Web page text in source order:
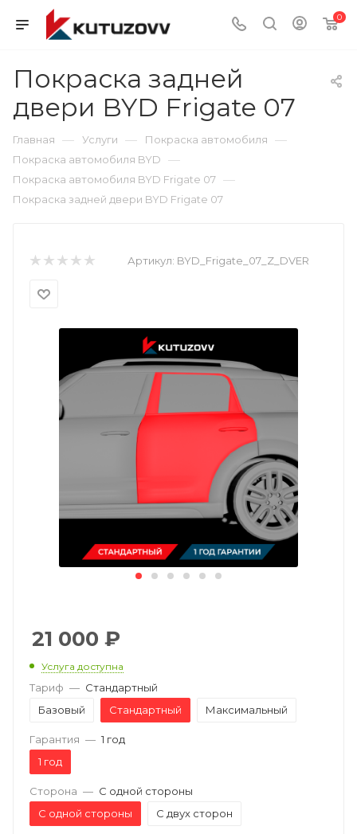
0
Покраска задней
двери BYD Frigate 07
Главная — Услуги — Покраска автомобиля —
Покраска автомобиля BYD —
Покраска автомобиля BYD Frigate 07 —
Покраска задней двери BYD Frigate 07
Артикул: BYD_Frigate_07_Z_DVER
21 000 ₽
Услуга доступна
Тариф — Стандартный
Базовый
Стандартный Максимальный
Гарантия — 1 год
1 год
Сторона — С одной стороны
С одной стороны
С двух сторон